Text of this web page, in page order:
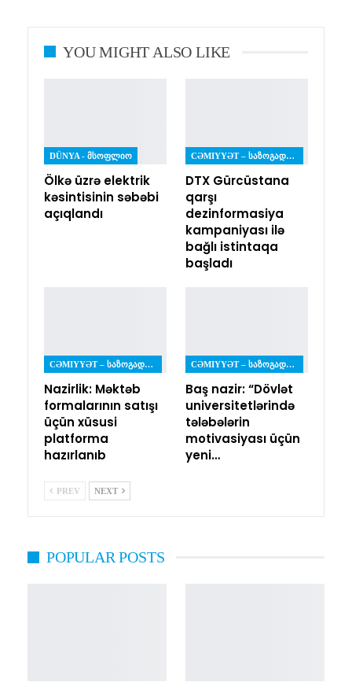
YOU MIGHT ALSO LIKE
DÜNYA - ᲛᲡᲝᲤᲚᲘᲝ
Ölkə üzrə elektrik
kəsintisinin səbəbi
açıqlandı
CƏMIYYƏT – ᲡᲐᲖᲝᲒᲐᲓᲝᲔᲑᲐ
DTX Gürcüstana
qarşı
dezinformasiya
kampaniyası ilə
bağlı istintaqa
başladı
CƏMIYYƏT – ᲡᲐᲖᲝᲒᲐᲓᲝᲔᲑᲐ
Nazirlik: Məktəb
formalarının satışı
üçün xüsusi
platforma
hazırlanıb
CƏMIYYƏT – ᲡᲐᲖᲝᲒᲐᲓᲝᲔᲑᲐ
Baş nazir: “Dövlət
universitetlərində
tələbələrin
motivasiyası üçün
yeni…
PREV NEXT
POPULAR POSTS